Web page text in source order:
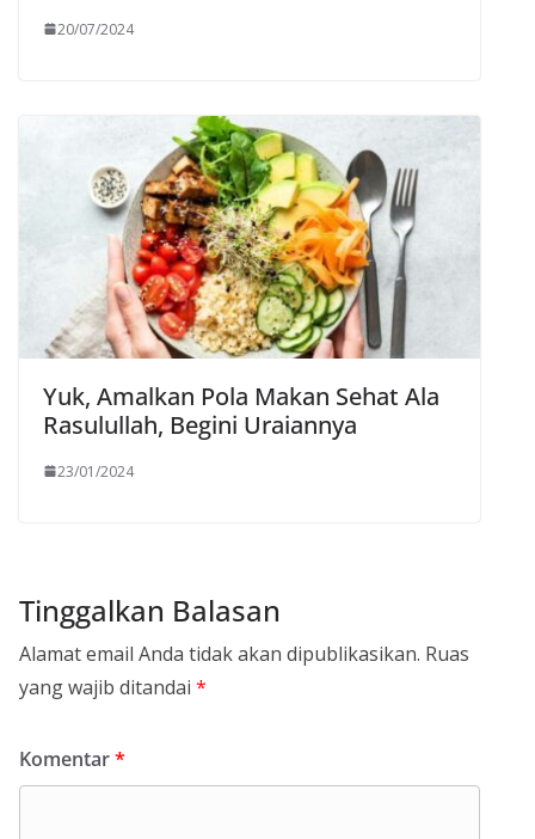
20/07/2024
Yuk, Amalkan Pola Makan Sehat Ala
Rasulullah, Begini Uraiannya
23/01/2024
Tinggalkan Balasan
Alamat email Anda tidak akan dipublikasikan. Ruas
yang wajib ditandai *
Komentar*